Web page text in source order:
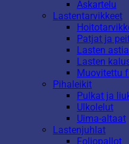
Askartelu
Lastentarvikkeet
Patjat ja
Lasten
Lasten
Muovitettu
Pihaleikit
Pulkat ja
Ulkolelut
Uima-altaat
Lastenjuhlat
Foliopallot